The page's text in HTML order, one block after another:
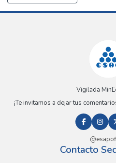
Vigilada
¡Te invitamos a dejar tus
Contacto